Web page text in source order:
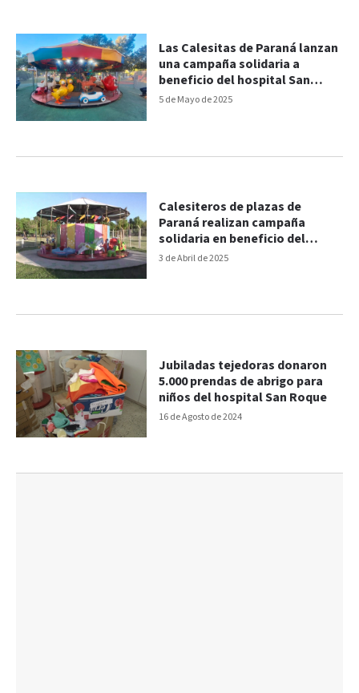
5 de Mayo de 2025
Las Calesitas de Paraná lanzan
una campaña solidaria a
beneficio del hospital San
Roque
3 de Abril de 2025
Calesiteros de plazas de
Paraná realizan campaña
solidaria en beneficio del
voluntariado del hospital San
16 de Agosto de 2024
Jubiladas tejedoras donaron
5.000 prendas de abrigo para
niños del hospital San Roque